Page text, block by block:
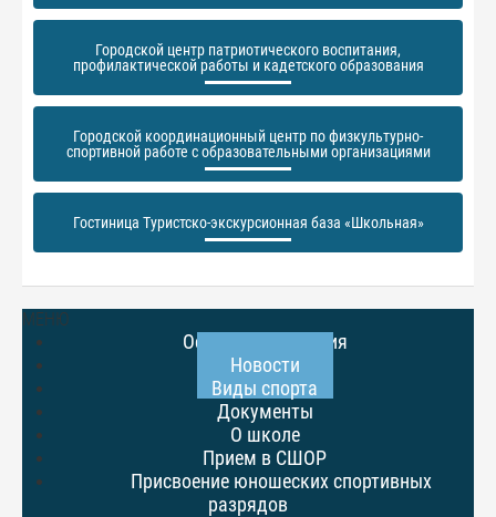
Городской центр патриотического воспитания,
профилактической работы и кадетского образования
Городской координационный центр по физкультурно-
спортивной работе с образовательными организациями
Гостиница Туристско-экскурсионная база «Школьная»
МЕНЮ
Основные сведения
Новости
Виды спорта
Документы
О школе
Прием в СШОР
Присвоение юношеских спортивных
разрядов